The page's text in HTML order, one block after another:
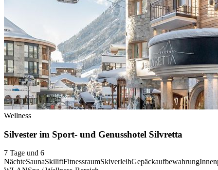
Wellness
Silvester im Sport- und Genusshotel Silvretta
7 Tage und 6
NächteSaunaSkiliftFitnessraumSkiverleihGepäckaufbewahrung